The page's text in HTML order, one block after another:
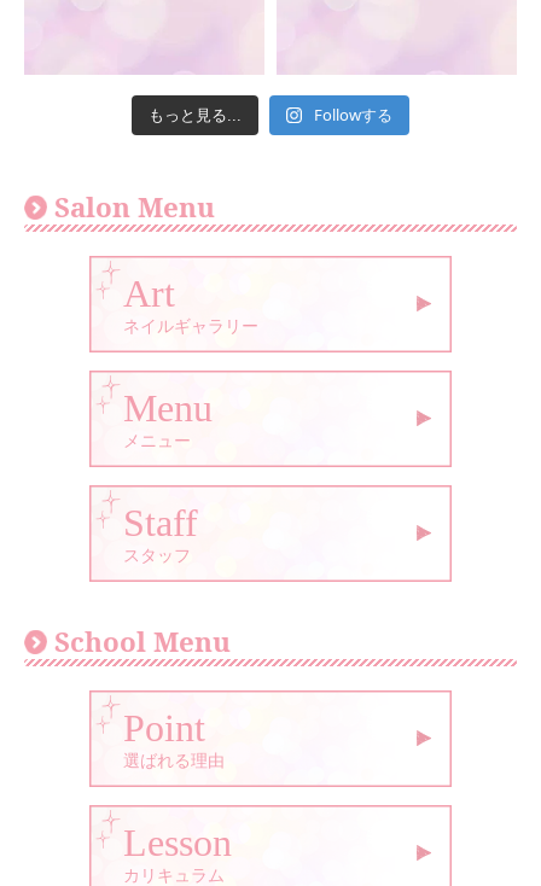
もっと見る... Followする
Salon Menu
Art
ネイルギャラリー
Menu
メニュー
Staff
スタッフ
School Menu
Point
選ばれる理由
Lesson
カリキュラム